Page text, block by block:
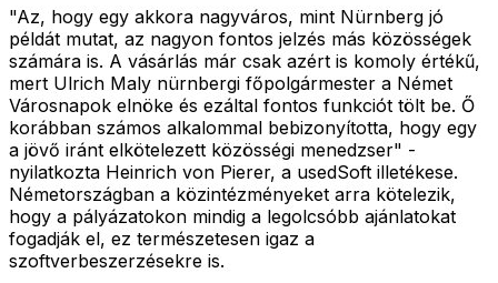
"Az, hogy egy akkora nagyváros, mint Nürnberg jó
példát mutat, az nagyon fontos jelzés más közösségek
számára is. A vásárlás már csak azért is komoly értékű,
mert Ulrich Maly nürnbergi főpolgármester a Német
Városnapok elnöke és ezáltal fontos funkciót tölt be. Ő
korábban számos alkalommal bebizonyította, hogy egy
a jövő iránt elkötelezett közösségi menedzser" -
nyilatkozta Heinrich von Pierer, a usedSoft illetékese.
Németországban a közintézményeket arra kötelezik,
hogy a pályázatokon mindig a legolcsóbb ajánlatokat
fogadják el, ez természetesen igaz a
szoftverbeszerzésekre is.